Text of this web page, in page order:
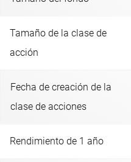
Tamaño de la clase de
acción
Fecha de creación de la
clase de acciones
Rendimiento de 1 año